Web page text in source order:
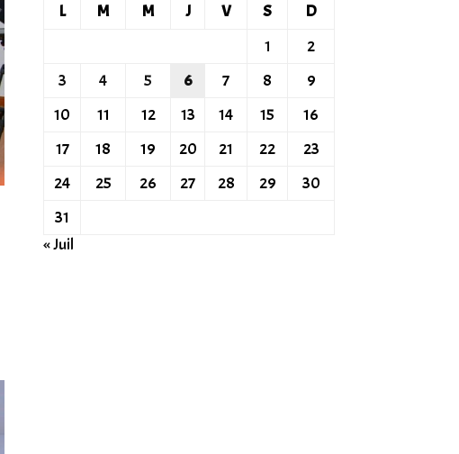
L
M M J V S
D
1
2
3
4 5 6 7 8
9
10
11 12 13 14 15
16
17
18 19 20 21 22
23
24
25 26 27 28 29
30
31
« Juil